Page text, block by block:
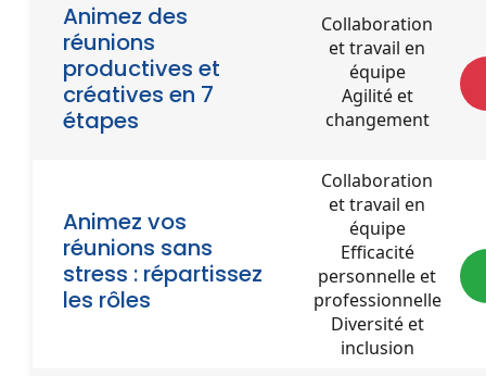
Animez des
réunions
productives et
créatives en 7
étapes
Collaboration
et travail en
équipe
Agilité et
changement
Animez vos
réunions sans
stress : répartissez
les rôles
Collaboration
et travail en
équipe
Efficacité
personnelle et
professionnelle
Diversité et
inclusion